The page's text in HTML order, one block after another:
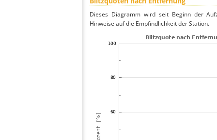
Dieses Diagramm wird seit Beginn der
Hinweise auf die Empfindlichkeit der Station.